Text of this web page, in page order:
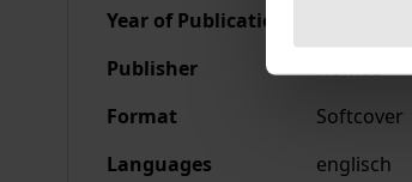
Year of Publication
Publisher
Nomos
Format
Softcover
Languages
englisch